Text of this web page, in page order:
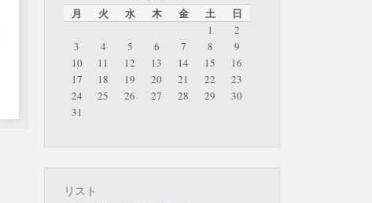
月 火 水 木 金 土 日
1
2
3
4 5 6 7 8
9
10
11 12 13 14 15
16
17
18 19 20 21 22
23
24
25 26 27 28 29
30
31
リスト